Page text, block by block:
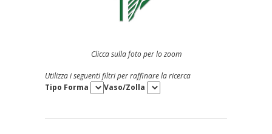
Clicca sulla foto per lo zoom
Utilizza i seguenti filtri per raffinare la ricerca
Tipo Forma
Vaso/Zolla